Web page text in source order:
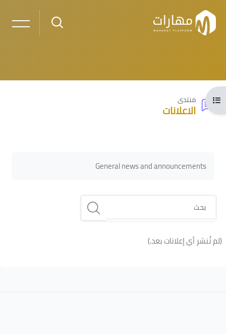
تخطى إلى المحتوى الرئيسي
منتدى
الاعلانات
فتح فهرس المقرر
الكتل
General news and announcements
بحث
(لم تُنشر أي إعلانات بعد.)